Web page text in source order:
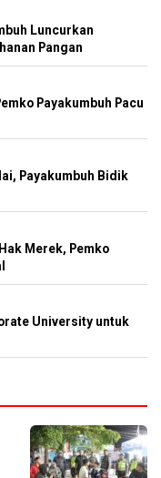
Luncurkan
Pangan
Payakumbuh Pacu
Payakumbuh Bidik
Merek, Pemko
University untuk